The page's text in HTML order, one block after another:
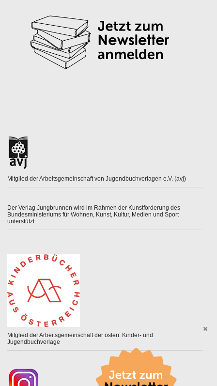
Mitglied der Arbeitsgemeinschaft von Jugendbuchverlagen e.V. (avj)
Der Verlag Jungbrunnen wird im Rahmen der Kunstförderung des
Bundesministeriums für Wohnen, Kunst, Kultur, Medien und Sport
unterstützt.
Mitglied der Arbeitsgemeinschaft der österr. Kinder- und
Jugendbuchverlage